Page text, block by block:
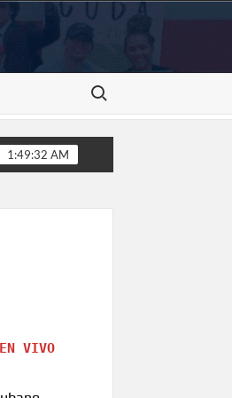
Search for:
Alexander V. Molina
1:49:32 AM
VIVO